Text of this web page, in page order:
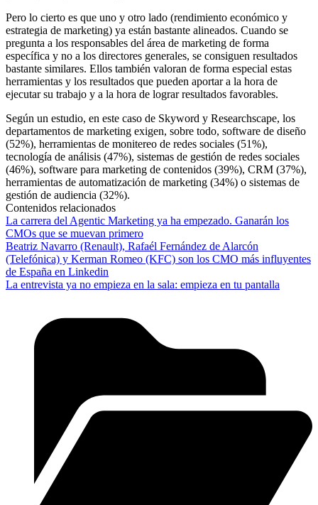
Pero lo cierto es que uno y otro lado (rendimiento económico y
estrategia de marketing) ya están bastante alineados. Cuando se
pregunta a los responsables del área de marketing de forma
específica y no a los directores generales, se consiguen resultados
bastante similares. Ellos también valoran de forma especial estas
herramientas y los resultados que pueden aportar a la hora de
ejecutar su trabajo y a la hora de lograr resultados favorables.
Según un estudio, en este caso de Skyword y Researchscape, los
departamentos de marketing exigen, sobre todo, software de diseño
(52%), herramientas de monitereo de redes sociales (51%),
tecnología de análisis (47%), sistemas de gestión de redes sociales
(46%), software para marketing de contenidos (39%), CRM (37%),
herramientas de automatización de marketing (34%) o sistemas de
gestión de audiencia (32%).
Contenidos relacionados
La carrera del Agentic Marketing ya ha empezado. Ganarán los
CMOs que se muevan primero
Beatriz Navarro (Renault), Rafaél Fernández de Alarcón
(Telefónica) y Kerman Romeo (KFC) son los CMO más influyentes
de España en Linkedin
La entrevista ya no empieza en la sala: empieza en tu pantalla